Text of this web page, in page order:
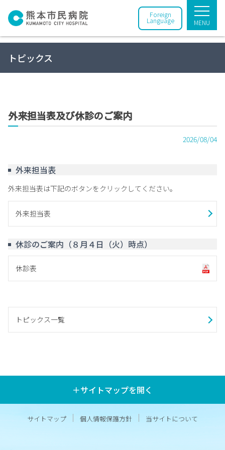
Foreign
Language MENU
トピックス
外来担当表及び休診のご案内
2026/08/04
外来担当表
外来担当表は下記のボタンをクリックしてください。
外来担当表
休診のご案内（８月４日（火）時点）
休診表
トピックス一覧
＋サイトマップを開く
サイトマップ 個人情報保護方針 当サイトについて